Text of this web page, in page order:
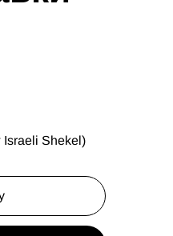
Shekel)